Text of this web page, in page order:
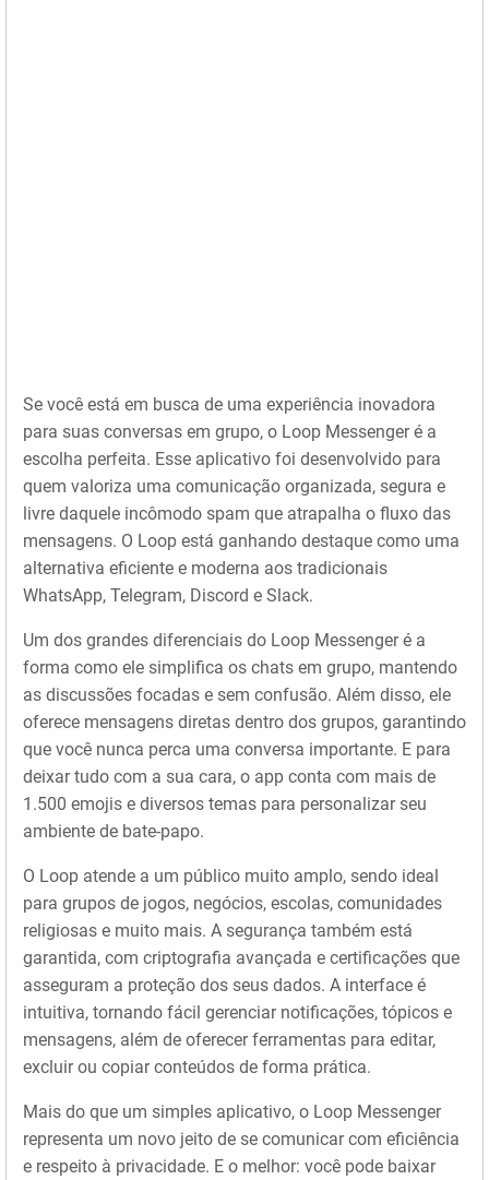
Se você está em busca de uma experiência inovadora
para suas conversas em grupo, o Loop Messenger é a
escolha perfeita. Esse aplicativo foi desenvolvido para
quem valoriza uma comunicação organizada, segura e
livre daquele incômodo spam que atrapalha o fluxo das
mensagens. O Loop está ganhando destaque como uma
alternativa eficiente e moderna aos tradicionais
WhatsApp, Telegram, Discord e Slack.
Um dos grandes diferenciais do Loop Messenger é a
forma como ele simplifica os chats em grupo, mantendo
as discussões focadas e sem confusão. Além disso, ele
oferece mensagens diretas dentro dos grupos, garantindo
que você nunca perca uma conversa importante. E para
deixar tudo com a sua cara, o app conta com mais de
1.500 emojis e diversos temas para personalizar seu
ambiente de bate-papo.
O Loop atende a um público muito amplo, sendo ideal
para grupos de jogos, negócios, escolas, comunidades
religiosas e muito mais. A segurança também está
garantida, com criptografia avançada e certificações que
asseguram a proteção dos seus dados. A interface é
intuitiva, tornando fácil gerenciar notificações, tópicos e
mensagens, além de oferecer ferramentas para editar,
excluir ou copiar conteúdos de forma prática.
Mais do que um simples aplicativo, o Loop Messenger
representa um novo jeito de se comunicar com eficiência
e respeito à privacidade. E o melhor: você pode baixar